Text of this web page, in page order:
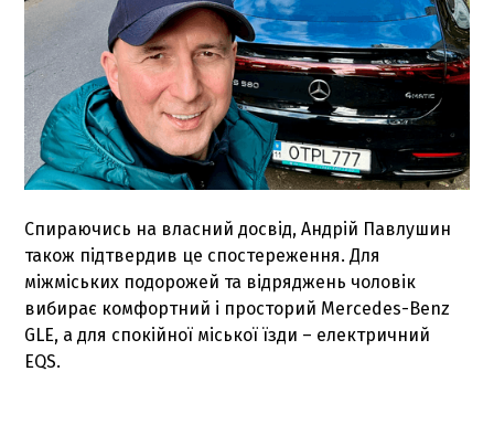
Спираючись на власний досвід, Андрій Павлушин
також підтвердив це спостереження. Для
міжміських подорожей та відряджень чоловік
вибирає комфортний і просторий Mercedes-Benz
GLE, а для спокійної міської їзди – електричний
EQS.